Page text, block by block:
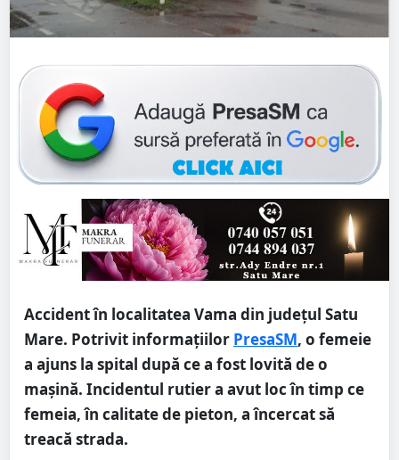
Accident în localitatea Vama din județul Satu
Mare. Potrivit informațiilor PresaSM, o femeie
a ajuns la spital după ce a fost lovită de o
mașină. Incidentul rutier a avut loc în timp ce
femeia, în calitate de pieton, a încercat să
treacă strada.